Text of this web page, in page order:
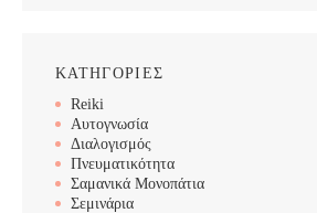
ΚΑΤΗΓΟΡΙΕΣ
Reiki
Αυτογνωσία
Διαλογισμός
Πνευματικότητα
Σαμανικά Μονοπάτια
Σεμινάρια